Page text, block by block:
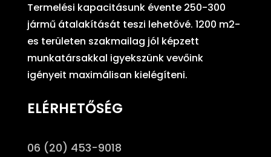
Termelési kapacitásunk évente 250-300
jármű átalakítását teszi lehetővé. 1200 m2-
es területen szakmailag jól képzett
munkatársakkal igyekszünk vevőink
igényeit maximálisan kielégíteni.
ELÉRHETŐSÉG
06 (20) 453-9018